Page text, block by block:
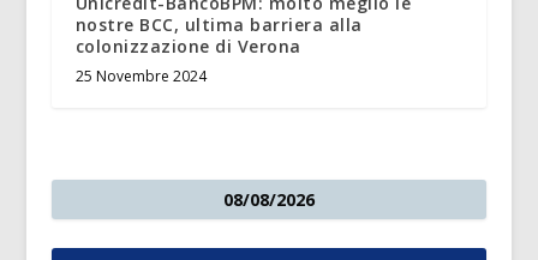
nostre BCC, ultima barriera alla
colonizzazione di Verona
25 Novembre 2024
08/08/2026